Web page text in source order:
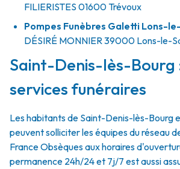
FILIERISTES 01600 Trévoux
Pompes Funèbres Galetti Lons-
DÉSIRÉ MONNIER39000 Lons-le-
Saint-Denis-lès-Bourg
services funéraires
Les habitants de Saint-Denis-lès-Bourg
peuvent solliciter les équipes du réseau
France Obsèques aux horaires
permanence 24h/24 et 7j/7 est aussi